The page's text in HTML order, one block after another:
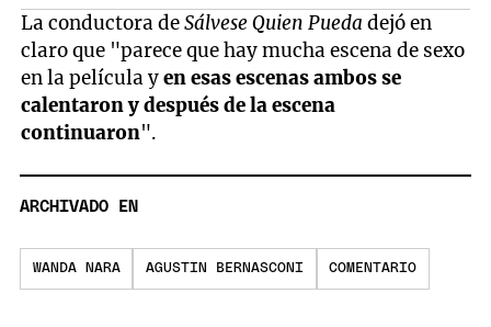
La conductora deSálvese Quien Pueda dejó en
claro que "parece que hay mucha escena de sexo
en la película yen esas escenas ambos se
calentaron y después de la escena
continuaron".
ARCHIVADO EN
WANDA NARA AGUSTIN BERNASCONI COMENTARIO